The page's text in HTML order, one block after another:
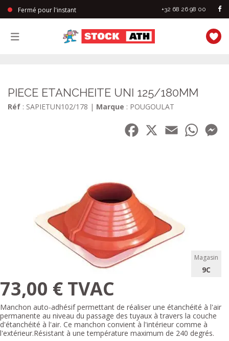
Fermé pour l'instant +32 68 26 98 00
PIECE ETANCHEITE UNI 125/180MM
Réf : SAPIETUN102/178 | Marque : POUGOULAT
Facebook
Email
Magasin
9C
73,00 € TVAC
Manchon auto-adhésif permettant de réaliser une étanchéité à l'air
permanente au niveau du passage des tuyaux à travers la couche
d'étanchéité à l'air. Ce manchon convient à l'intérieur comme à
l'extérieur.Résistant à une température maximum de 240 degrés.